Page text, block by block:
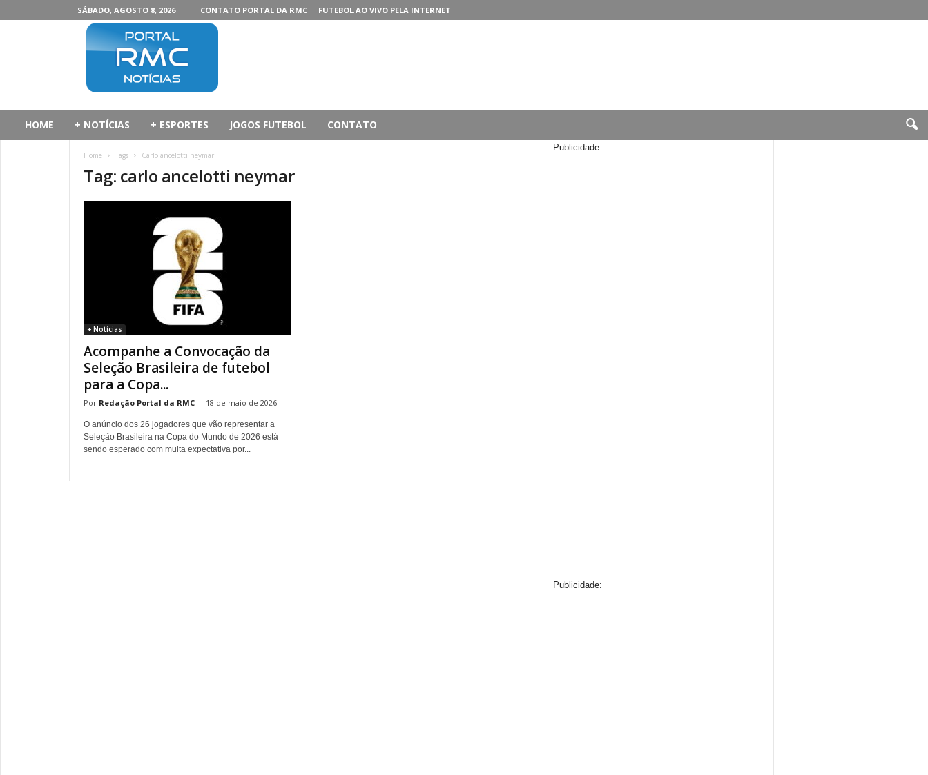
SÁBADO, AGOSTO 8, 2026 CONTATO PORTAL DA RMC FUTEBOL AO VIVO PELA INTERNET
HOME + NOTÍCIAS + ESPORTES JOGOS FUTEBOL CONTATO
Home Tags Carlo ancelotti neymar
Tag: carlo ancelotti neymar
+ Notícias
Acompanhe a Convocação da
Seleção Brasileira de futebol
para a Copa...
Redação Portal da RMC - 18 de maio de 2026
O anúncio dos 26 jogadores que vão representar a
Seleção Brasileira na Copa do Mundo de 2026 está
sendo esperado com muita expectativa por...
Publicidade:
Publicidade: